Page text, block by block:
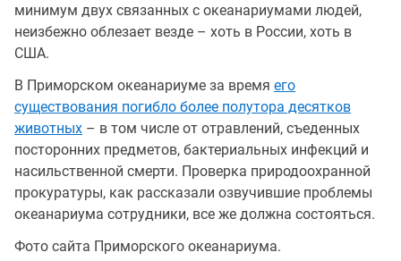
минимум двух связанных с океанариумами людей,
неизбежно облезает везде – хоть в России, хоть в
США.
В Приморском океанариуме за время его
существования погибло более полутора десятков
животных – в том числе от отравлений, съеденных
посторонних предметов, бактериальных инфекций и
насильственной смерти. Проверка природоохранной
прокуратуры, как рассказали озвучившие проблемы
океанариума сотрудники, все же должна состояться.
Фото сайта Приморского океанариума.